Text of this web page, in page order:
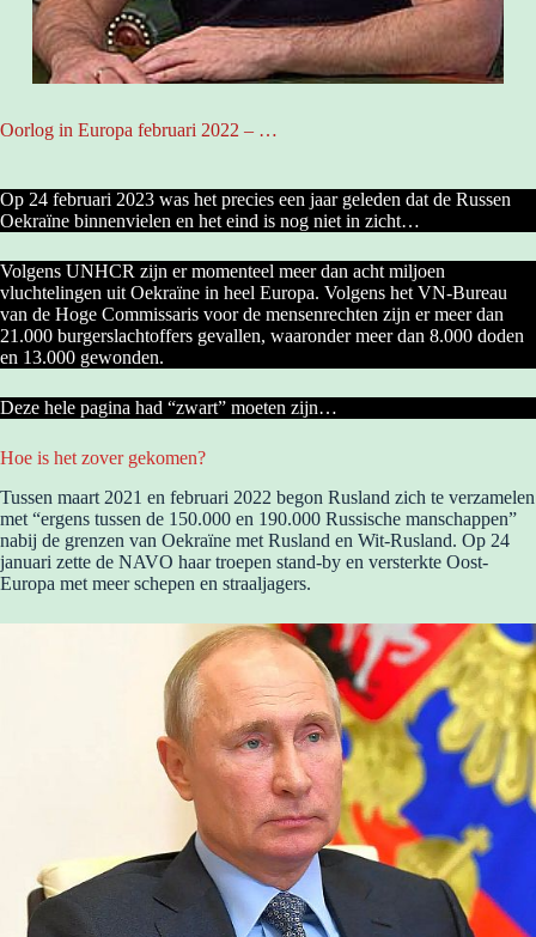
Oorlog in Europa februari 2022 – …
Op 24 februari 2023 was het precies een jaar geleden dat de Russen
Oekraïne binnenvielen en het eind is nog niet in zicht…
Volgens UNHCR zijn er momenteel meer dan acht miljoen
vluchtelingen uit Oekraïne in heel Europa. Volgens het VN-Bureau
van de Hoge Commissaris voor de mensenrechten zijn er meer dan
21.000 burgerslachtoffers gevallen, waaronder meer dan 8.000 doden
en 13.000 gewonden.
Deze hele pagina had “zwart” moeten zijn…
Hoe is het zover gekomen?
Tussen maart 2021 en februari 2022 begon Rusland zich te verzamelen
met “ergens tussen de 150.000 en 190.000 Russische manschappen”
nabij de grenzen van Oekraïne met Rusland en Wit-Rusland. Op 24
januari zette de NAVO haar troepen stand-by en versterkte Oost-
Europa met meer schepen en straaljagers.